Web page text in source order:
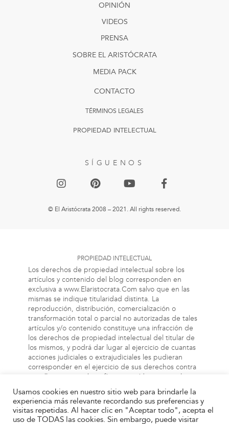
OPINIÓN
VIDEOS
PRENSA
SOBRE EL ARISTÓCRATA
MEDIA PACK
SÍGUENOS
© El Aristócrata 2008 – 2021. All rights reserved.
PROPIEDAD INTELECTUAL
TÉRMINOS LEGALES
CONTACTO
PROPIEDAD INTELECTUAL
Los derechos de propiedad intelectual sobre los
artículos y contenido del blog corresponden en
exclusiva a www.Elaristocrata.Com salvo que en las
mismas se indique titularidad distinta. La
reproducción, distribución, comercialización o
transformación total o parcial no autorizadas de tales
artículos y/o contenido constituye una infracción de
los derechos de propiedad intelectual del titular de
los mismos, y podrá dar lugar al ejercicio de cuantas
acciones judiciales o extrajudiciales les pudieran
corresponder en el ejercicio de sus derechos contra
aquellas personas bien físicas o jurídicas que vulneren
o perjudiquen los referidos derechos. Asimismo, la
información a la cual el usuario puede acceder a
través de este blog, puede estar protegida por
derechos de propiedad industrial, intelectual o de
Usamos cookies en nuestro sitio web para brindarle la
experiencia más relevante recordando sus preferencias y
visitas repetidas. Al hacer clic en "Aceptar todo", acepta el
uso de TODAS las cookies. Sin embargo, puede visitar